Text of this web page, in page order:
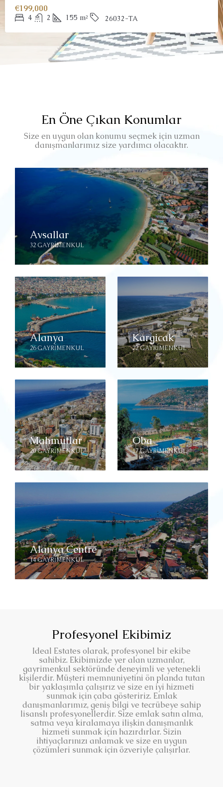
€199,000
4 2 155 m² 26032-TA
En Öne Çıkan Konumlar
Size en uygun olan konumu seçmek için uzman
danışmanlarımız size yardımcı olacaktır.
Avsallar
32 GAYRIMENKUL
Alanya
26 GAYRIMENKUL
Kargicak
22 GAYRIMENKUL
Mahmutlar
20 GAYRIMENKUL
Oba
17 GAYRIMENKUL
Alanya Centre
14 GAYRIMENKUL
Profesyonel Ekibimiz
Ideal Estates olarak, profesyonel bir ekibe
sahibiz. Ekibimizde yer alan uzmanlar,
gayrimenkul sektöründe deneyimli ve yetenekli
kişilerdir. Müşteri memnuniyetini ön planda tutan
bir yaklaşımla çalışırız ve size en iyi hizmeti
sunmak için çaba gösteririz. Emlak
danışmanlarımız, geniş bilgi ve tecrübeye sahip
lisanslı profesyonellerdir. Size emlak satın alma,
satma veya kiralamaya ilişkin danışmanlık
hizmeti sunmak için hazırdırlar. Sizin
ihtiyaçlarınızı anlamak ve size en uygun
çözümleri sunmak için özveriyle çalışırlar.